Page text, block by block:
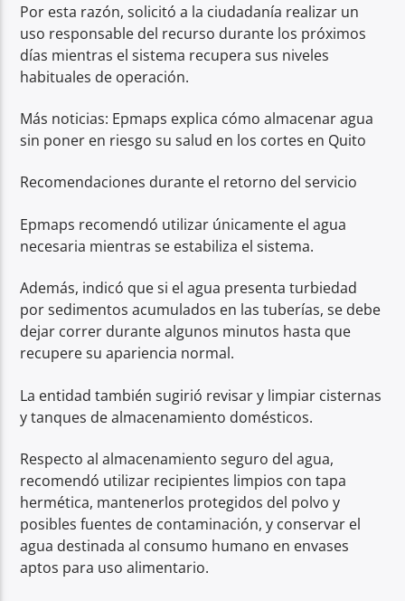
Por esta razón, solicitó a la ciudadanía realizar un
uso responsable del recurso durante los próximos
días mientras el sistema recupera sus niveles
habituales de operación.
Más noticias: Epmaps explica cómo almacenar agua
sin poner en riesgo su salud en los cortes en Quito
Recomendaciones durante el retorno del servicio
Epmaps recomendó utilizar únicamente el agua
necesaria mientras se estabiliza el sistema.
Además, indicó que si el agua presenta turbiedad
por sedimentos acumulados en las tuberías, se debe
dejar correr durante algunos minutos hasta que
recupere su apariencia normal.
La entidad también sugirió revisar y limpiar cisternas
y tanques de almacenamiento domésticos.
Respecto al almacenamiento seguro del agua,
recomendó utilizar recipientes limpios con tapa
hermética, mantenerlos protegidos del polvo y
posibles fuentes de contaminación, y conservar el
agua destinada al consumo humano en envases
aptos para uso alimentario.